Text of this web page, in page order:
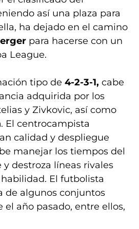
así una plaza para
ha dejado en el camino
para hacerse con un
League.
tipo de 4-2-3-1, cabe
adquirida por los
y Zivkovic, así como
. El centrocampista
calidad y despliegue
manejar los tiempos del
destroza líneas rivales
El futbolista
de algunos conjuntos
el año pasado, entre ellos,